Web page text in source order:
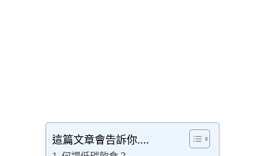
這篇文章會告訴你....